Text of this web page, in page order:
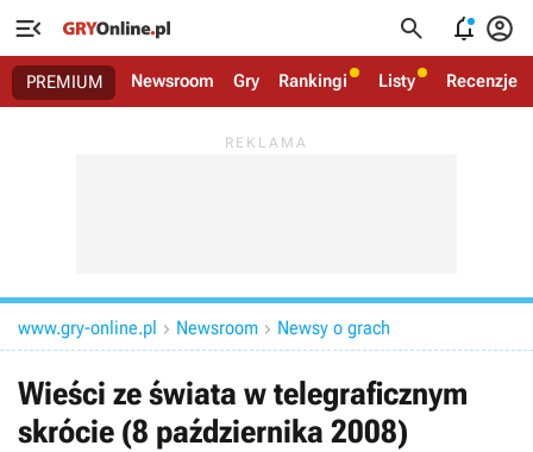
   
PREMIUM Newsroom Gry Rankingi Listy Recenzje
www.gry-online.pl  Newsroom  Newsy o grach
Wieści ze świata w telegraficznym
skrócie (8 października 2008)